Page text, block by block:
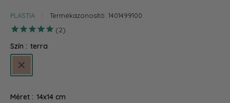
PLASTIA Termékazonosító: 1401499100
2
Szín : terra
terra
Méret : 14x14 cm